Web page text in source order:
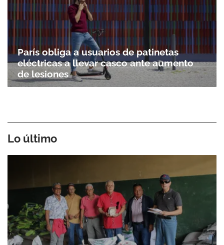
París obliga a usuarios de patinetas
eléctricas a llevar casco ante aumento
de lesiones
Lo último